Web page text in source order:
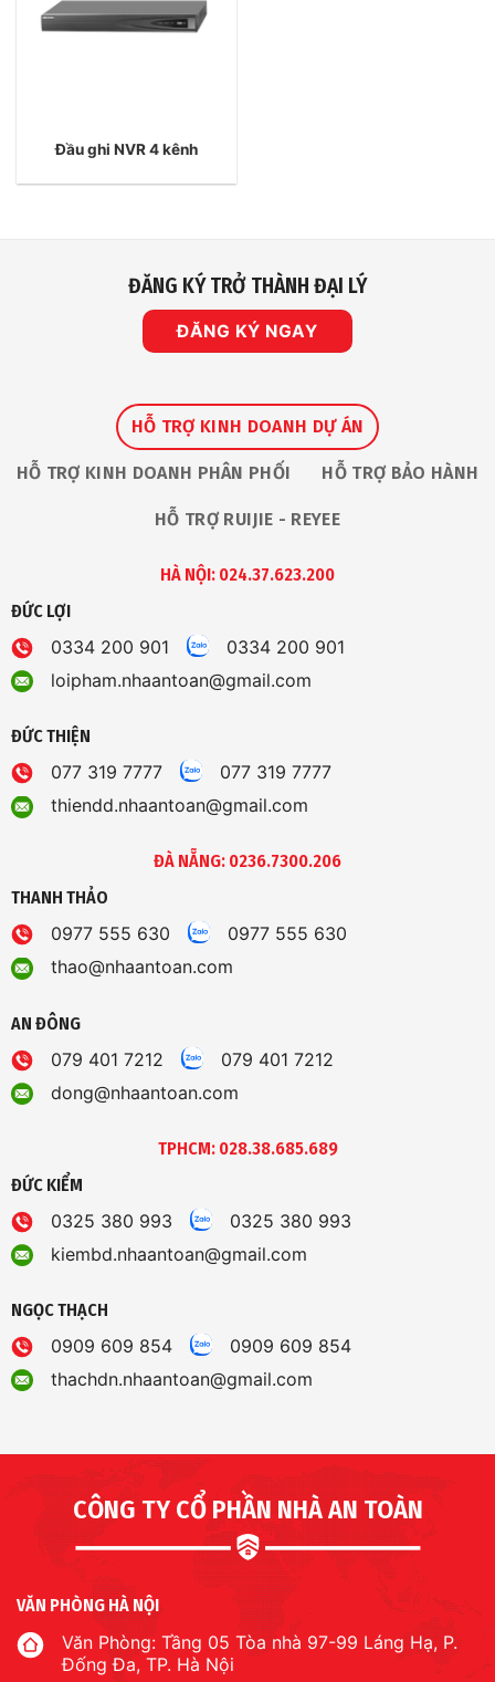
Đầu ghi NVR 4 kênh
ĐĂNG KÝ TRỞ THÀNH ĐẠI LÝ
ĐĂNG KÝ NGAY
HỖ TRỢ KINH DOANH DỰ ÁN
HỖ TRỢ KINH DOANH PHÂN PHỐI HỖ TRỢ BẢO HÀNH
HỖ TRỢ RUIJIE - REYEE
HÀ NỘI: 024.37.623.200
ĐỨC LỢI
0334 200 901
0334 200 901
loipham.nhaantoan@gmail.com
ĐỨC THIỆN
077 319 7777
077 319 7777
thiendd.nhaantoan@gmail.com
ĐÀ NẴNG: 0236.7300.206
THANH THẢO
0977 555 630
0977 555 630
thao@nhaantoan.com
AN ĐÔNG
079 401 7212
079 401 7212
dong@nhaantoan.com
TPHCM: 028.38.685.689
ĐỨC KIỂM
0325 380 993
0325 380 993
kiembd.nhaantoan@gmail.com
NGỌC THẠCH
0909 609 854
0909 609 854
thachdn.nhaantoan@gmail.com
CÔNG TY CỔ PHẦN NHÀ AN TOÀN
VĂN PHÒNG HÀ NỘI
Văn Phòng: Tầng 05 Tòa nhà 97-99 Láng Hạ, P.
Đống Đa, TP. Hà Nội